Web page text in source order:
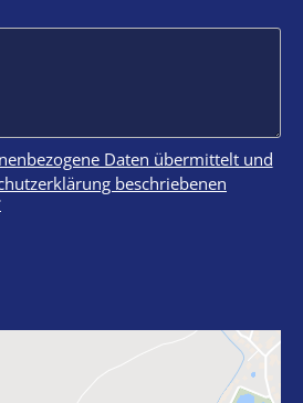
Daten übermittelt und
beschriebenen